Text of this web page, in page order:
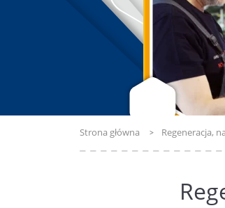
Strona główna Regeneracja,